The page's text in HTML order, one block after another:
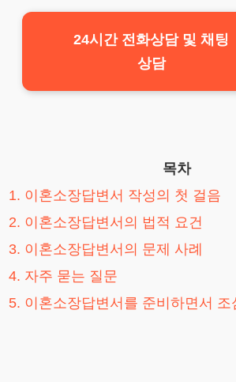
24시간 전화상담 및 채팅
상담
목차
1. 이혼소장답변서 작성의 첫 걸음
2. 이혼소장답변서의 법적 요건
3. 이혼소장답변서의 문제 사례
4. 자주 묻는 질문
5. 이혼소장답변서를 준비하면서 조